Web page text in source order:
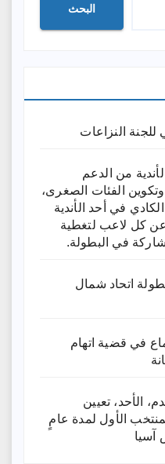
البحث
للجنة النزاعات
من الدعم
الفئات الصغرى،
في أحد الأندية
1000 درهم عن كل لاعب لتغطية
في البطولة.
اتحاد شمال
في قضية اتهام
الأحد، تعيين
الأول لمدة عامٍ
آسيا